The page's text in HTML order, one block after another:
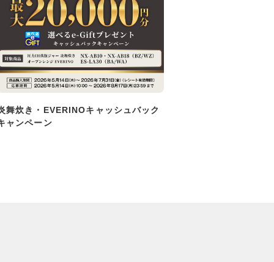
舞炊き・EVERINOキャッシュバック
ャンペーン